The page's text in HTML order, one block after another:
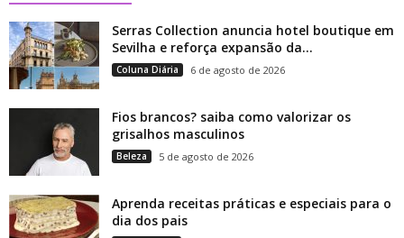
Serras Collection anuncia hotel boutique em
Sevilha e reforça expansão da...
Coluna Diária 6 de agosto de 2026
Fios brancos? saiba como valorizar os
grisalhos masculinos
Beleza 5 de agosto de 2026
Aprenda receitas práticas e especiais para o
dia dos pais